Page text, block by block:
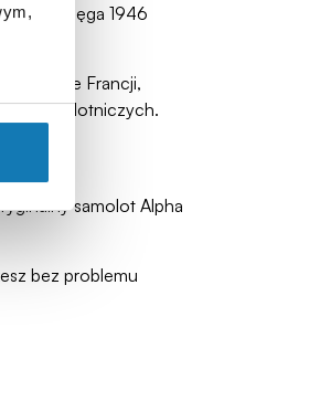
grupy sięga 1946
m.in. we Francji,
lotniczych.
samolot Alpha
bez problemu